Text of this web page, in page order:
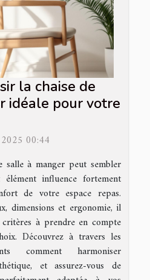
la chaise de
idéale pour votre
00:44
salle à manger peut sembler
influence fortement
de votre espace repas.
dimensions et ergonomie, il
à prendre en compte
Découvrez à travers les
comment harmoniser
et assurez-vous de